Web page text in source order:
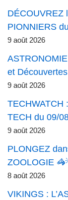
DÉCOUVREZ
PIONNIERS
9 août 2026
et Découvertes
9 août 2026
TECHWATCH
TECH du 09/
9 août 2026
PLONGEZ
ZOOLOGIE
8 août 2026
VIKINGS :